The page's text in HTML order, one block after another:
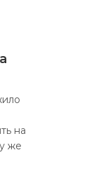
на
же